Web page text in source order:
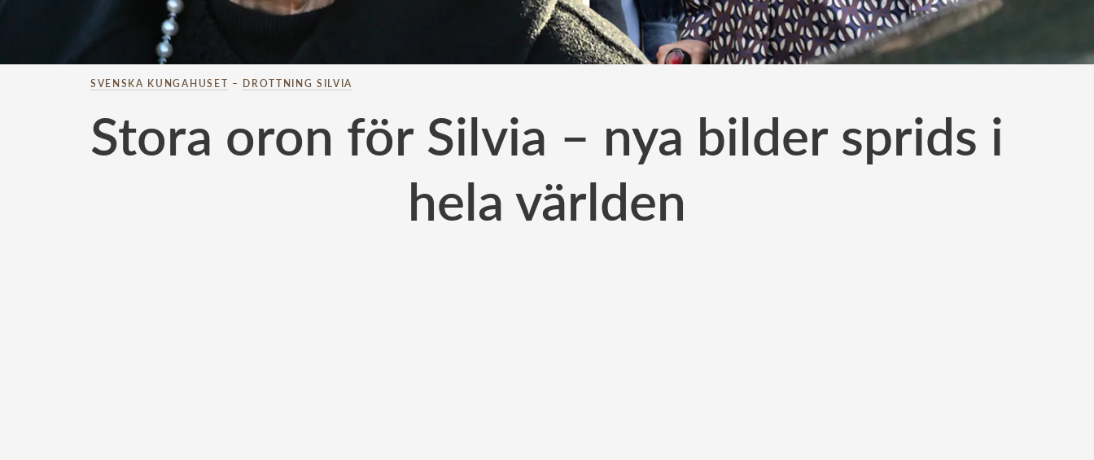
SVENSKA KUNGAHUSET – DROTTNING SILVIA
Stora oron för Silvia – nya bilder sprids i
hela världen